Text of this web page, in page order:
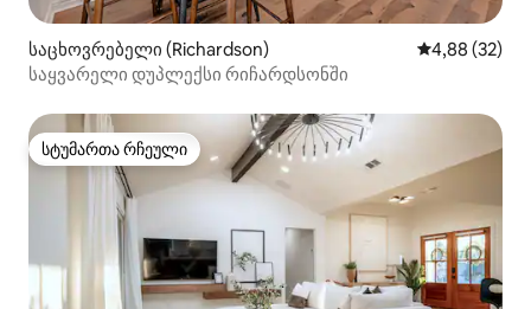
საცხოვრებელი (Richardson) საშუალო
4,88 (32)
საყვარელი დუპლექსი რიჩარდსონში
სტუმართა რჩეული
სტუმართა რჩეული